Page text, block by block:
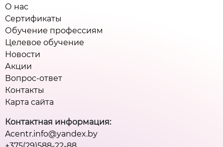
О нас
Сертификаты
Обучение профессиям
Целевое обучение
Новости
Акции
Вопрос-ответ
Контакты
Карта сайта
Контактная информация:
Acentr.info@yandex.by